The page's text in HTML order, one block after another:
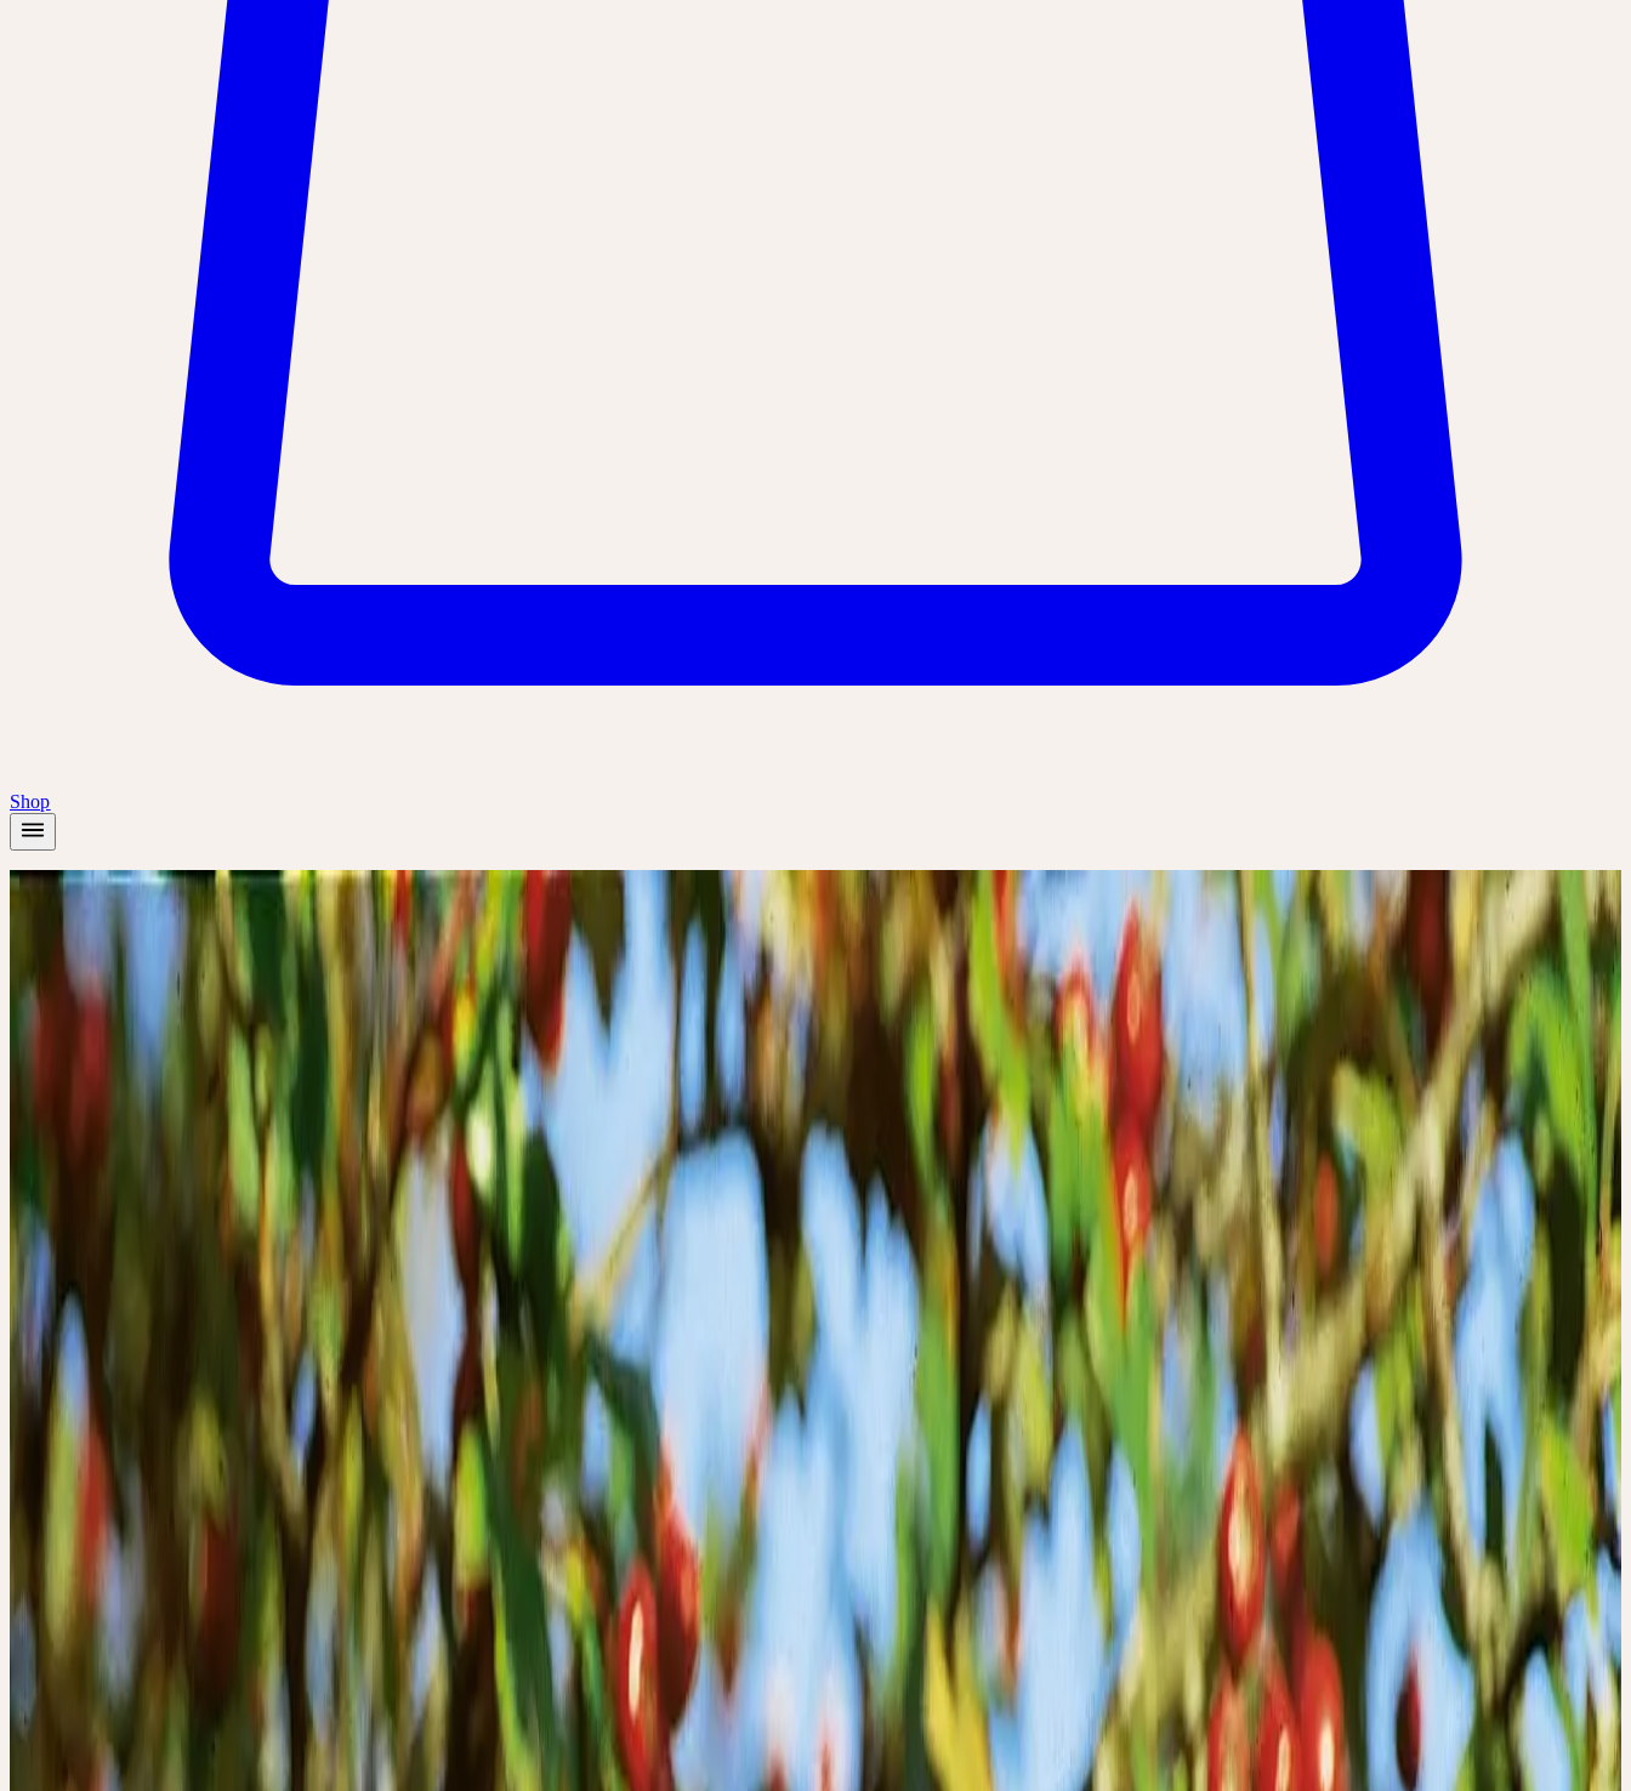
Shop
Startseite
Pflanzen
Weissdorn
Crataegus laevigata / monogyna
Impuls durch Stauung und Auflösung
FamilieRosaceae (Rosengewächse)
StandortHecken, Waldränder, Gebüsche; kalkreiche, steinige Böden
Ernte September–Oktober
Verarbeitung
Botanik und Wesen der Pflanze
BOTANIK
Crataegus monogyna Crataegus laevigata (POIR.) DC, der
Eingriffelige und der Zweigriffelige Weissdorn, sind sommergrüne, bis 10 m
hoch werdende Sträucher oder kleine Bäume aus der Familie der
Rosengewächse (Rosaceae). Sie bilden ein sehr festes Holz; das Sprosssystem
ist in Lang- und Kurztriebe gegliedert, die häufig in bis 10 mm langen Dornen
enden. Diese Dornen stellen umgewandelte, gestaute Sprosse der Pflanze dar.
Es entsteht ein nahezu undurchdringliches, bedorntes Astwerk, das unsere